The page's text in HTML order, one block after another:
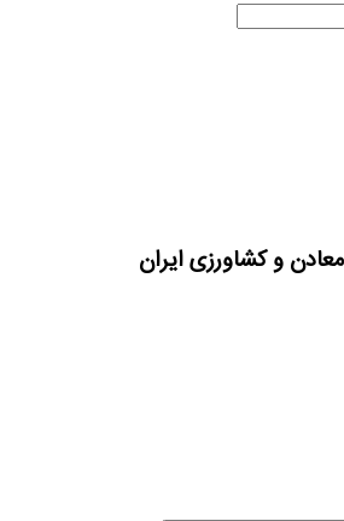
معادن و کشاورزی ایران